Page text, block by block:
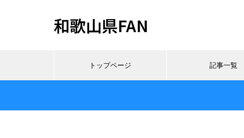
和歌山県FAN
トップページ 記事一覧